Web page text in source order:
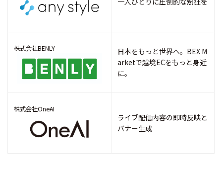
株式会社BENLY
日本をもっと世界へ。BEX M
arketで越境ECをもっと身近
に。
株式会社OneAI
ライブ配信内容の即時反映と
バナー生成